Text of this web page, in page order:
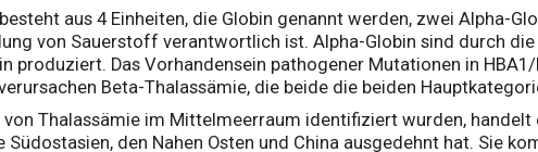
aus 4 Einheiten, die Globin genannt werden, zwei Alpha-
von Sauerstoff verantwortlich ist. Alpha-Globin sind durch
produziert. Das Vorhandensein pathogener Mutationen in
Beta-Thalassämie, die beide die beiden
Thalassämie im Mittelmeerraum identifiziert wurden,
den Nahen Osten und China ausgedehnt hat. Sie